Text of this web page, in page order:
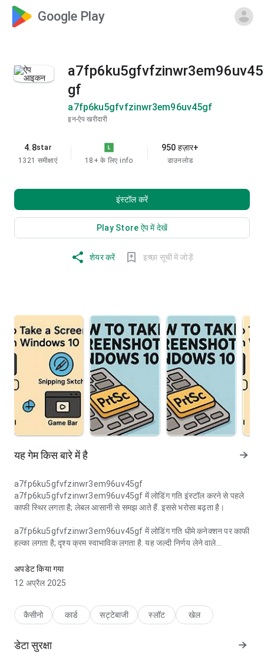
Google Play
a7fp6ku5gfvfzinwr3em96uv45
gf
a7fp6ku5gfvfzinwr3em96uv45gf
इन-ऐप खरीदारी
4.8star
1321 समीक्षाएं
18+ के लिए info
950 हज़ार+
डाउनलोड
इंस्टॉल करें
Play Store ऐप में देखें
शेयर करें इच्छा सूची में जोड़ें
यह गेम किस बारे में है
a7fp6ku5gfvfzinwr3em96uv45gf
a7fp6ku5gfvfzinwr3em96uv45gf में लोडिंग गति इंस्टॉल करने से पहले
काफी स्थिर लगता है; लेबल आसानी से समझ आते हैं. इससे भरोसा बढ़ता है।
a7fp6ku5gfvfzinwr3em96uv45gf में लोडिंग गति धीमे कनेक्शन पर काफी
हल्का लगता है; दृश्य क्रम स्वाभाविक लगता है. यह जल्दी निर्णय लेने वाले
अपडेट किया गया
12 अप्रैल 2025
कैसीनो कार्ड सट्टेबाजी स्लॉट खेल
डेटा सुरक्षा